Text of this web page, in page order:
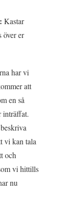
Kastar
över er
har vi
att
en så
inträffat.
vi kan tala
och
vi hittills
nu